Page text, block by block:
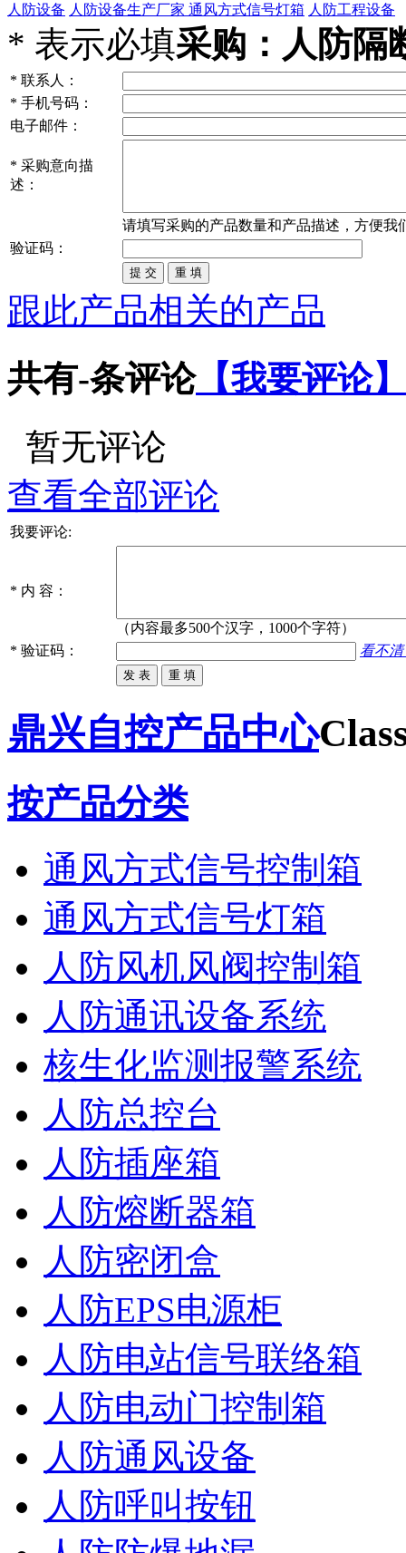
人防设备 人防设备生产厂家 通风方式信号灯箱 人防工程设备
* 表示必填采购：人防隔
* 联系人：
* 手机号码：
电子邮件：
* 采购意向描
述：
请填写采购的产品数量和产品描述，方便我
验证码：
跟此产品相关的产品
共有-条评论【我要评论
暂无评论
查看全部评论
我要评论:
* 内 容：
（内容最多500个汉字，1000个字符）
* 验证码： 看不
鼎兴自控产品中心
按产品分类
通风方式信号控制箱
通风方式信号灯箱
人防风机风阀控制箱
人防通讯设备系统
核生化监测报警系统
人防总控台
人防插座箱
人防熔断器箱
人防密闭盒
人防EPS电源柜
人防电站信号联络箱
人防电动门控制箱
人防通风设备
人防呼叫按钮